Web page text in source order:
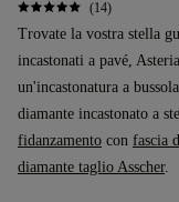
(14)
Trovate la vostra stella
incastonati a pavé,
un'incastonatura a
diamante incastonato a
fidanzamento con fascia
diamante taglio Asscher.